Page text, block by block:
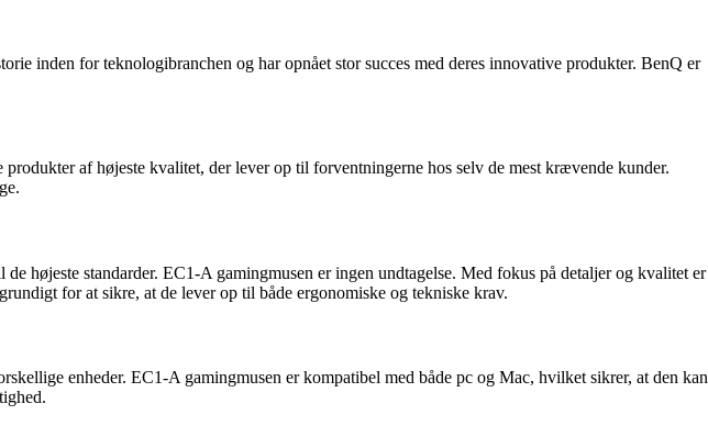
inden for teknologibranchen og har opnået stor succes med deres innovative produkter. BenQ er
af højeste kvalitet, der lever op til forventningerne hos selv de mest krævende kunder.
højeste standarder. EC1-A gamingmusen er ingen undtagelse. Med fokus på detaljer og kvalitet er
for at sikre, at de lever op til både ergonomiske og tekniske krav.
enheder. EC1-A gamingmusen er kompatibel med både pc og Mac, hvilket sikrer, at den kan